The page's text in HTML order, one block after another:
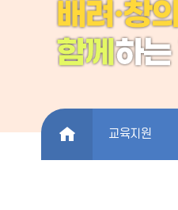
HOME 교육지원